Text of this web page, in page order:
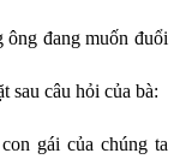
ông đang muốn đuổi
sau câu hỏi của bà:
gái của chúng ta